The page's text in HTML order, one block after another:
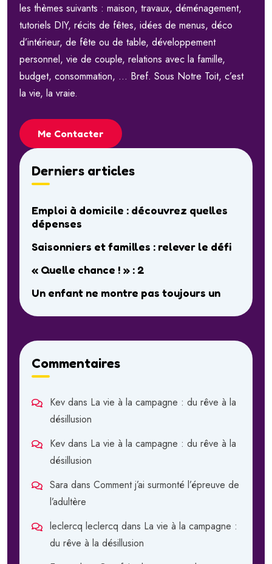
les thèmes suivants : maison, travaux, déménagement,
tutoriels DIY, récits de fêtes, idées de menus, déco
d’intérieur, de fête ou de table, développement
personnel, vie de couple, relations avec la famille,
budget, consommation, … Bref. Sous Notre Toit, c’est
la vie, la vraie.
Me Contacter
Derniers articles
Emploi à domicile : découvrez quelles
dépenses
Saisonniers et familles : relever le défi
« Quelle chance ! » : 2
Un enfant ne montre pas toujours un
Commentaires
Kev dans La vie à la campagne : du rêve à la
désillusion
Kev dans La vie à la campagne : du rêve à la
désillusion
Sara dans Comment j’ai surmonté l’épreuve de
l’adultère
leclercq leclercq dans La vie à la campagne :
du rêve à la désillusion